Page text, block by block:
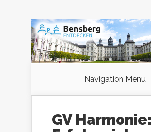
Navigation Menu
GV Harmonie: